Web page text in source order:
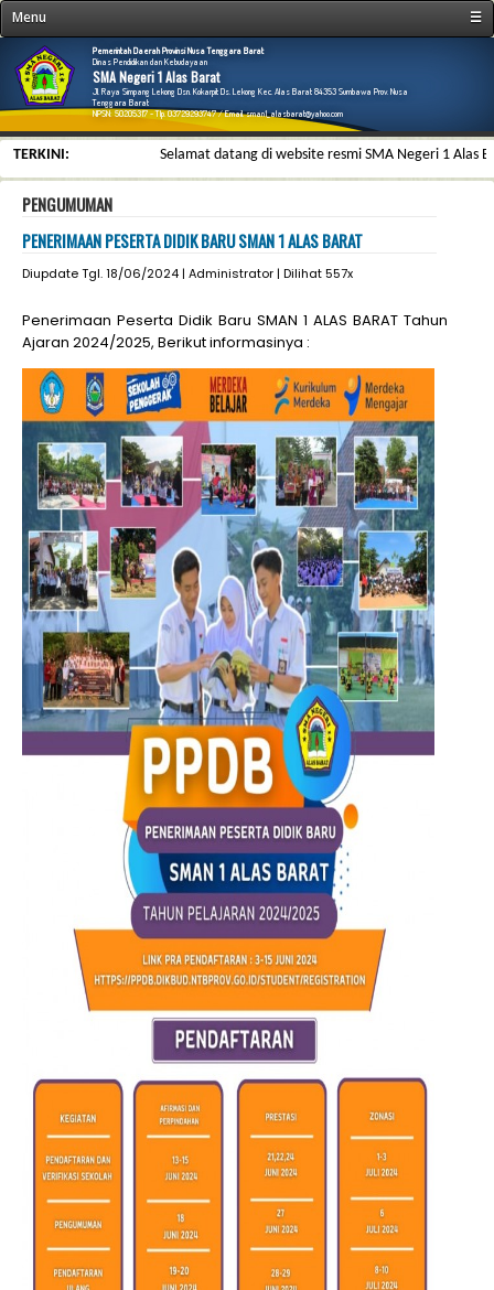
Menu
☰
Home
Profil
PTK
Pendidikan
Kesiswaan
Informasi
Kontak
E-Learning
Pemerintah Daerah Provinsi Nusa Tenggara Barat
Dinas Pendidikan dan Kebudayaan
SMA Negeri 1 Alas Barat
Jl. Raya Simpang Lekong Dsn. Kokarpit Ds. Lekong Kec. Alas Barat 84353 Sumbawa Prov. Nusa
Tenggara Barat
NPSN: 50205317 - Tlp. 03729293747 / Email. sman1_alasbarat@yahoo.com
TERKINI: Selamat datang di website resmi SMA Negeri 1 Alas
PENGUMUMAN
PENERIMAAN PESERTA DIDIK BARU SMAN 1 ALAS BARAT
Diupdate Tgl. 18/06/2024 | Administrator | Dilihat 557x
Penerimaan Peserta Didik Baru SMAN 1 ALAS BARAT Tahun
Ajaran 2024/2025, Berikut informasinya :